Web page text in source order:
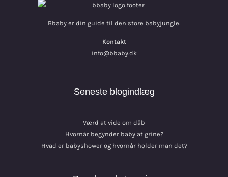
Bbaby er din guide til den store babyjungle.
Kontakt
info@bbaby.dk
Seneste blogindlæg
Værd at vide om dåb
Hvornår begynder baby at grine?
Hvad er babyshower og hvornår holder man det?